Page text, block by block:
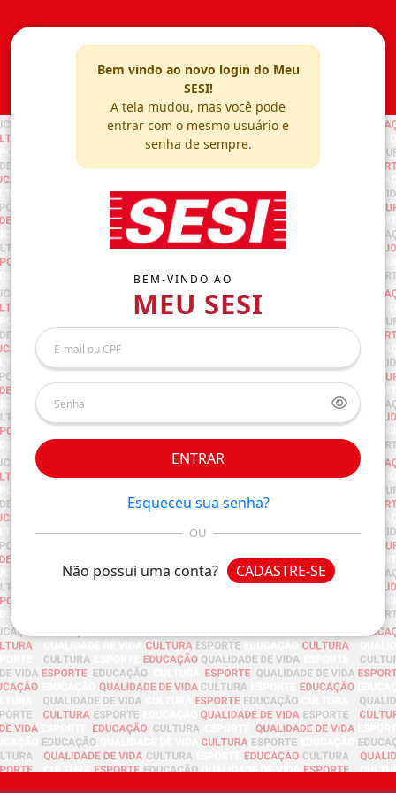
Bem vindo ao novo login do Meu
SESI!
A tela mudou, mas você pode
entrar com o mesmo usuário e
senha de sempre.
BEM-VINDO AO
MEU SESI
ENTRAR
Esqueceu sua senha?
OU
Não possui uma conta? CADASTRE-SE